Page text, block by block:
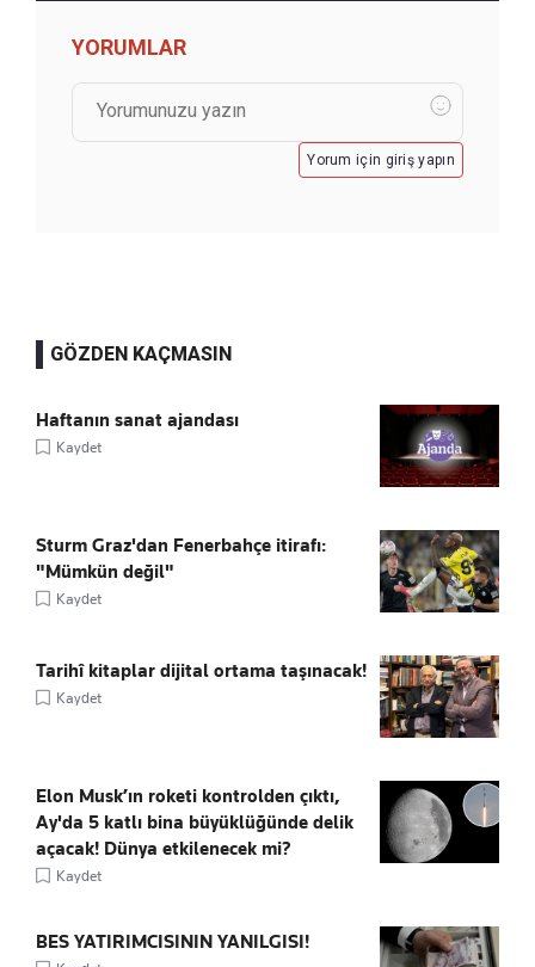
YORUMLAR
Yorum için giriş yapın
GÖZDEN KAÇMASIN
Haftanın sanat ajandası
Kaydet
Sturm Graz'dan Fenerbahçe itirafı:
"Mümkün değil"
Kaydet
Tarihî kitaplar dijital ortama taşınacak!
Kaydet
Elon Musk’ın roketi kontrolden çıktı,
Ay'da 5 katlı bina büyüklüğünde delik
açacak! Dünya etkilenecek mi?
Kaydet
BES YATIRIMCISININ YANILGISI!